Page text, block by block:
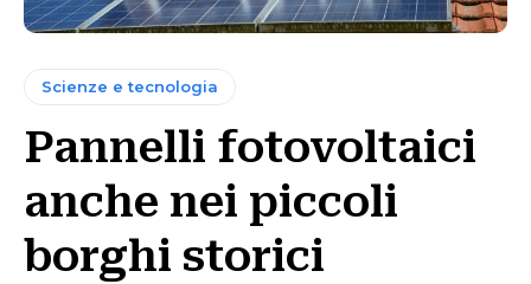
Scienze e tecnologia
Pannelli fotovoltaici
anche nei piccoli
borghi storici